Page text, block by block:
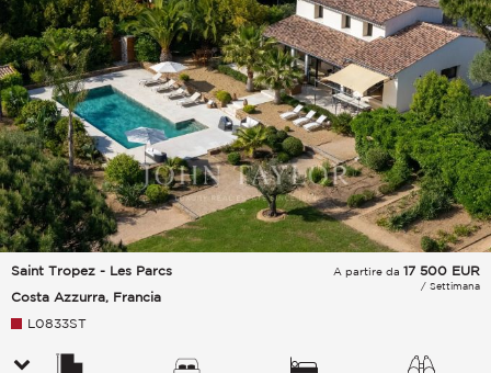
Saint Tropez - Les Parcs
Costa Azzurra, Francia
A partire da 17 500 EUR
/ Settimana
L0833ST